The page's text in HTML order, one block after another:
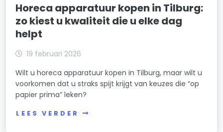
Horeca apparatuur kopen in Tilburg:
zo kiest u kwaliteit die u elke dag
helpt
19 februari 2026
Wilt u horeca apparatuur kopen in Tilburg, maar wilt u
voorkomen dat u straks spijt krijgt van keuzes die “op
papier prima” leken?
LEES VERDER